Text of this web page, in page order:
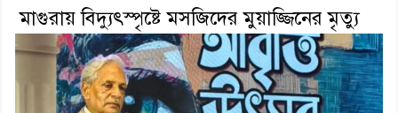
মাগুরায় বিদ্যুৎস্পৃষ্টে মসজিদের মুয়াজ্জিনের মৃত্যু